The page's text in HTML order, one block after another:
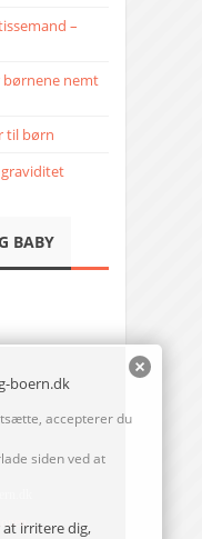
–
nemt
til børn
BABY
boern.dk
accepterer du
siden ved at
at irritere dig,